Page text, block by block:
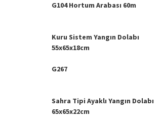
G104 Hortum Arabası 60m
Kuru Sistem Yangın Dolabı
55x65x18cm
G267
Sahra Tipi Ayaklı Yangın Dolabı
65x65x22cm